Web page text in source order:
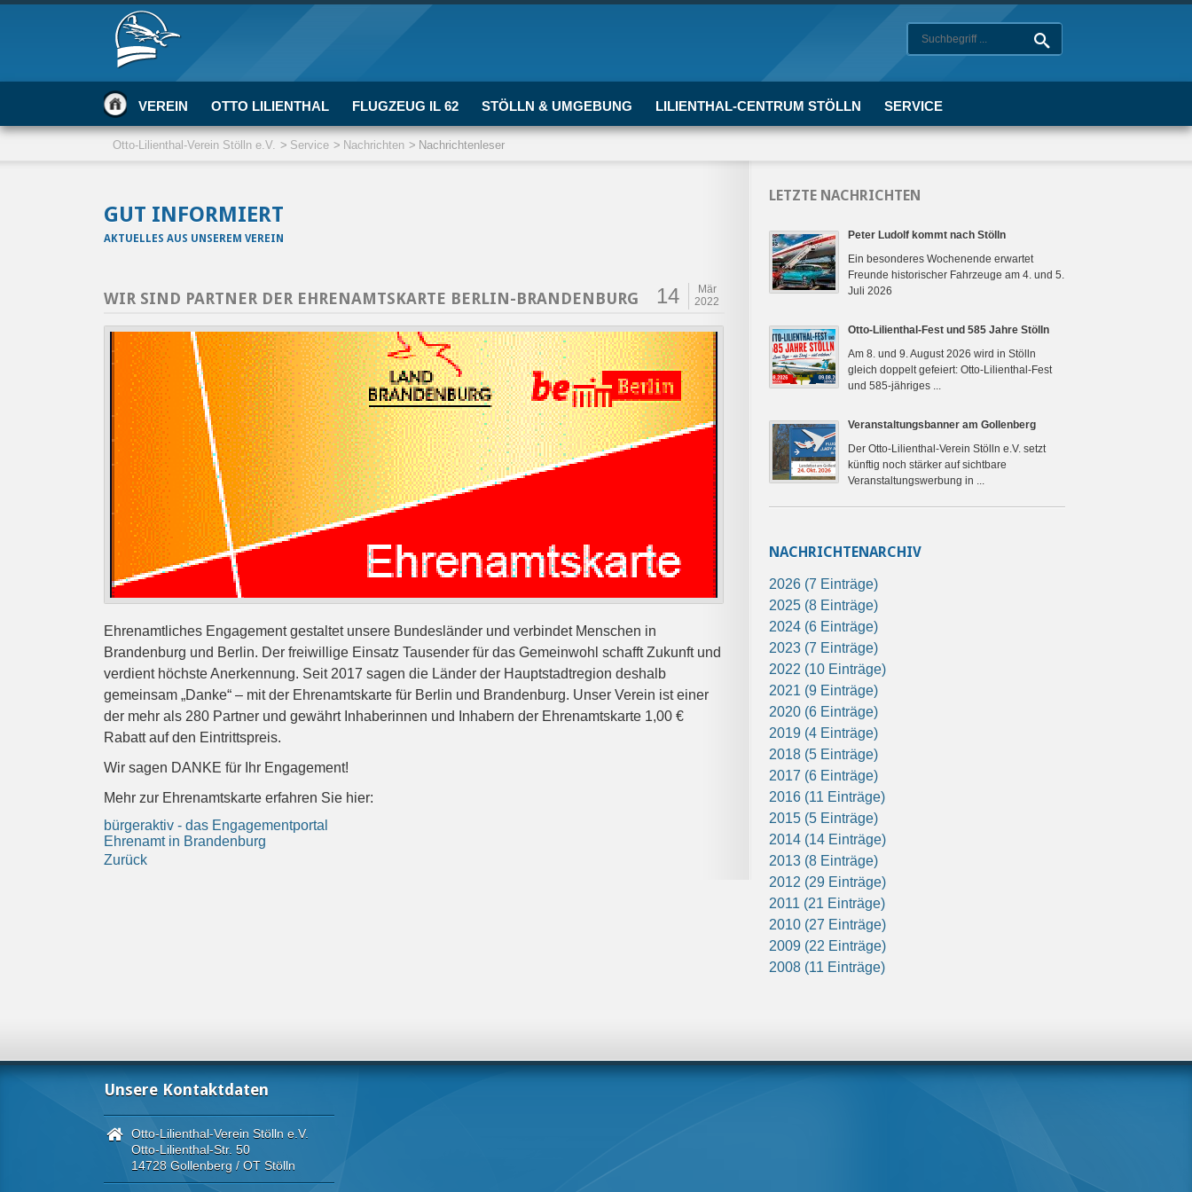
VEREIN OTTO LILIENTHAL FLUGZEUG IL 62 STÖLLN & UMGEBUNG LILIENTHAL-CENTRUM STÖLLN SERVICE
Otto-Lilienthal-Verein Stölln e.V. Service Nachrichten Nachrichtenleser
GUT INFORMIERT
AKTUELLES AUS UNSEREM VEREIN
WIR SIND PARTNER DER EHRENAMTSKARTE BERLIN-BRANDENBURG 14
Mär
2022
Ehrenamtliches Engagement gestaltet unsere Bundesländer und verbindet Menschen in
Brandenburg und Berlin. Der freiwillige Einsatz Tausender für das Gemeinwohl schafft Zukunft und
verdient höchste Anerkennung. Seit 2017 sagen die Länder der Hauptstadtregion deshalb
gemeinsam „Danke“ – mit der Ehrenamtskarte für Berlin und Brandenburg. Unser Verein ist einer
der mehr als 280 Partner und gewährt Inhaberinnen und Inhabern der Ehrenamtskarte 1,00 €
Rabatt auf den Eintrittspreis.
Wir sagen DANKE für Ihr Engagement!
Mehr zur Ehrenamtskarte erfahren Sie hier:
bürgeraktiv - das Engagementportal
Ehrenamt in Brandenburg
Zurück
LETZTE NACHRICHTEN
Peter Ludolf kommt nach Stölln
Ein besonderes Wochenende erwartet
Freunde historischer Fahrzeuge am 4. und 5.
Juli 2026
Otto-Lilienthal-Fest und 585 Jahre Stölln
Am 8. und 9. August 2026 wird in Stölln
gleich doppelt gefeiert: Otto-Lilienthal-Fest
und 585-jähriges ...
Veranstaltungsbanner am Gollenberg
Der Otto-Lilienthal-Verein Stölln e.V. setzt
künftig noch stärker auf sichtbare
Veranstaltungswerbung in ...
NACHRICHTENARCHIV
2026 (7 Einträge)
2025 (8 Einträge)
2024 (6 Einträge)
2023 (7 Einträge)
2022 (10 Einträge)
2021 (9 Einträge)
2020 (6 Einträge)
2019 (4 Einträge)
2018 (5 Einträge)
2017 (6 Einträge)
2016 (11 Einträge)
2015 (5 Einträge)
2014 (14 Einträge)
2013 (8 Einträge)
2012 (29 Einträge)
2011 (21 Einträge)
2010 (27 Einträge)
2009 (22 Einträge)
2008 (11 Einträge)
Unsere Kontaktdaten
Otto-Lilienthal-Verein Stölln e.V.
Otto-Lilienthal-Str. 50
14728 Gollenberg / OT Stölln